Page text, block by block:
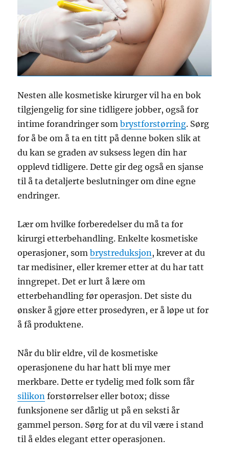
Nesten alle kosmetiske kirurger vil ha en bok
tilgjengelig for sine tidligere jobber, også for
intime forandringer sombrystforstørring. Sørg
for å be om å ta en titt på denne boken slik at
du kan se graden av suksess legen din har
opplevd tidligere. Dette gir deg også en sjanse
til å ta detaljerte beslutninger om dine egne
endringer.
Lær om hvilke forberedelser du må ta for
kirurgi etterbehandling. Enkelte kosmetiske
operasjoner, sombrystreduksjon, krever at du
tar medisiner, eller kremer etter at du har tatt
inngrepet. Det er lurt å lære om
etterbehandling før operasjon. Det siste du
ønsker å gjøre etter prosedyren, er å løpe ut for
å få produktene.
Når du blir eldre, vil de kosmetiske
operasjonene du har hatt bli mye mer
merkbare. Dette er tydelig med folk som får
silikon forstørrelser eller botox; disse
funksjonene ser dårlig ut på en seksti år
gammel person. Sørg for at du vil være i stand
til å eldes elegant etter operasjonen.